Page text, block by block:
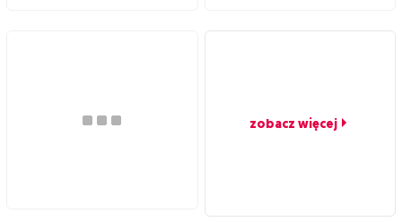
zobacz więcej